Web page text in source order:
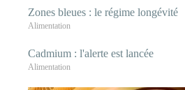
Zones bleues : le régime longévité
Alimentation
Cadmium : l'alerte est lancée
Alimentation